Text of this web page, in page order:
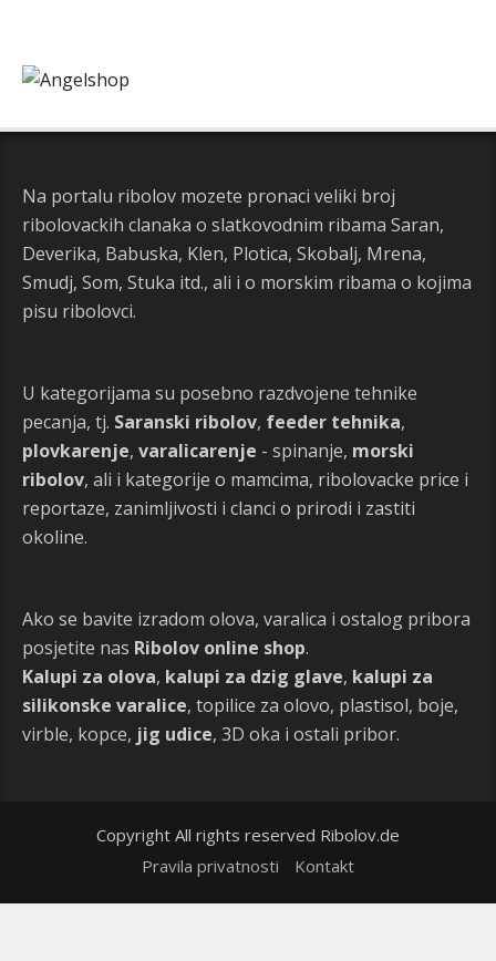
Na portalu ribolov mozete pronaci veliki broj
ribolovackih clanaka o slatkovodnim ribama Saran,
Deverika, Babuska, Klen, Plotica, Skobalj, Mrena,
Smudj, Som, Stuka itd., ali i o morskim ribama o kojima
pisu ribolovci.
U kategorijama su posebno razdvojene tehnike
pecanja, tj. Saranski ribolov, feeder tehnika,
plovkarenje, varalicarenje - spinanje, morski
ribolov, ali i kategorije o mamcima, ribolovacke price i
reportaze, zanimljivosti i clanci o prirodi i zastiti
okoline.
Ako se bavite izradom olova, varalica i ostalog pribora
posjetite nas Ribolov online shop.
Kalupi za olova, kalupi za dzig glave, kalupi za
silikonske varalice, topilice za olovo, plastisol, boje,
virble, kopce, jig udice, 3D oka i ostali pribor.
Copyright All rights reserved Ribolov.de
Pravila privatnosti
Kontakt